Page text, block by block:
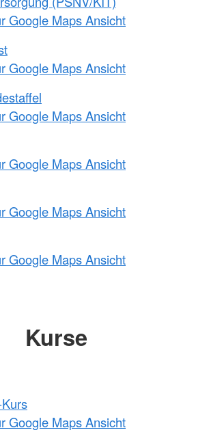
Google Maps Ansicht
Google Maps Ansicht
Google Maps Ansicht
Google Maps Ansicht
Google Maps Ansicht
Google Maps Ansicht
Kurse
Google Maps Ansicht